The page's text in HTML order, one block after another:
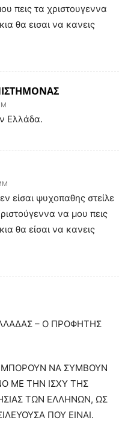
πεις τα χριστουγεννα
θα εισαι να κανεις
Ελλάδα.
είσαι ψυχοπαθης στείλε
να μου πεις
θα είσαι να κανεις
– Ο ΠΡΟΦΗΤΗΣ
ΜΠΟΡΟΥΝ ΝΑ ΣΥΜΒΟΥΝ
ΜΕ ΤΗΝ ΙΣΧΥ ΤΗΣ
ΤΩΝ ΕΛΛΗΝΩΝ, ΩΣ
ΠΟΥ ΕΙΝΑΙ.